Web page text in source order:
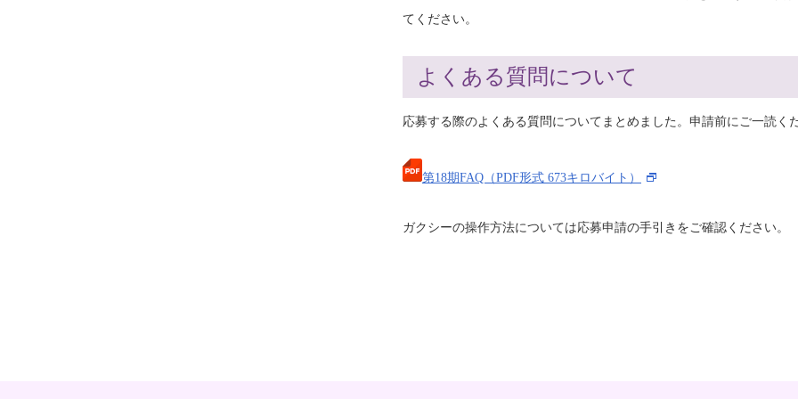
てください。
よくある質問について
応募する際のよくある質問についてまとめました。申請前にご一読く
第18期FAQ（PDF形式 673キロバイト）
ガクシーの操作方法については応募申請の手引きをご確認ください。